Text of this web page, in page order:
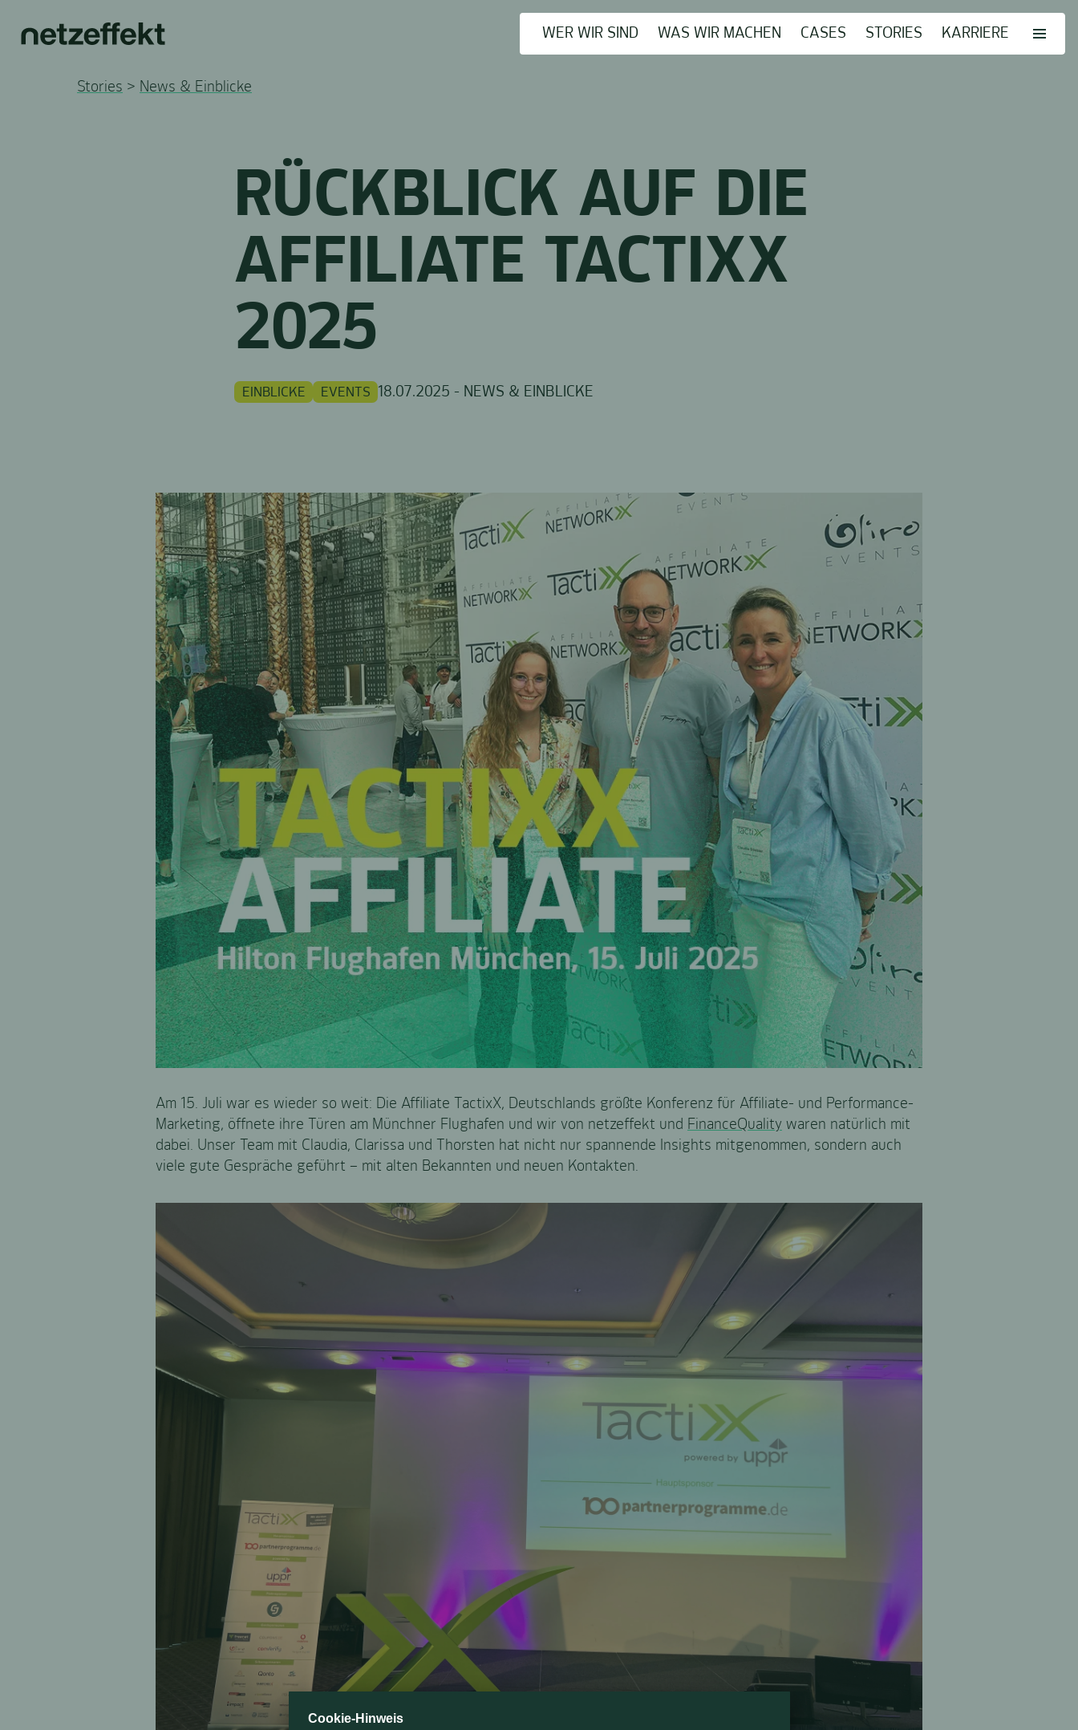
WER WIR SIND WAS WIR MACHEN CASES STORIES KARRIERE
Stories > News & Einblicke
RÜCKBLICK AUF DIE
AFFILIATE TACTIXX
2025
EINBLICKE EVENTS 18.07.2025 - NEWS & EINBLICKE
Am 15. Juli war es wieder so weit: Die Affiliate TactixX, Deutschlands größte Konferenz für Affiliate- und Performance-
Marketing, öffnete ihre Türen am Münchner Flughafen und wir von netzeffekt und FinanceQuality waren natürlich mit
dabei. Unser Team mit Claudia, Clarissa und Thorsten hat nicht nur spannende Insights mitgenommen, sondern auch
viele gute Gespräche geführt – mit alten Bekannten und neuen Kontakten.